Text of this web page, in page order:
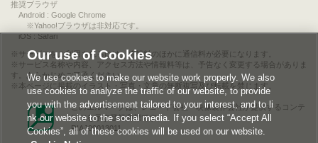
推奨ブラウザ
Android : Google Chrome
※Yahoo!ブラウザは非対応です。
iOS : Safari
サービスをご利用されるには、情報料のほかに通信料が必要になります。
サービス名称や内容、アクセス方法や情報料等は、予告なく変更する場合がありま
す。あらかじめご了承ください。
本ページに掲載のイラスト・写真・文章の無断複写及び転載を禁じます。
このエルマークは、レコード会社・映像製作会社が提供するコンテ
ンツを示す登録商標です。
RIAJ00013011
Our use of Cookies
We use cookies to make our website work properly. We also
use cookies to analyze the traffic of our website, to provide
you with the advertisement tailored to your interest, and to li
nk our website to the social media. If you select “Accept All
Cookies”, all of these cookies will be used on our website.